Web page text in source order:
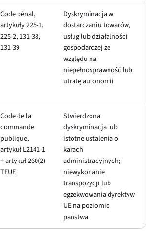
Code pénal,
artykuły 225-1,
225-2, 131-38,
131-39
Dyskryminacja w
dostarczaniu towarów,
usług lub działalności
gospodarczej ze
względu na
niepełnosprawność lub
utratę autonomii
Code de la
commande
publique,
artykuł L2141-1
+ artykuł 260(2)
TFUE
Stwierdzona
dyskryminacja lub
istotne ustalenia o
karach
administracyjnych;
niewykonanie
transpozycji lub
egzekwowania dyrektyw
UE na poziomie
państwa